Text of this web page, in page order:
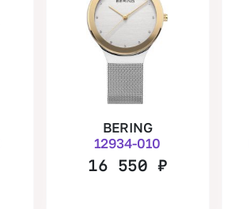
BERING
12934-010
16 550 ₽